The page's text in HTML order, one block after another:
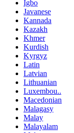
Igbo
Javanese
Kannada
Kazakh
Khmer
Kurdish
Kyrgyz
Latin
Latvian
Lithuanian
Luxembou..
Macedonian
Malagasy
Malay
Malayalam